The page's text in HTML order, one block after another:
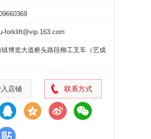
forklift@vip.163.com
镇博览大道桥头路段柳工叉车（艺成
店铺 联系方式